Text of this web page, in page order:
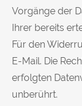
Vorgänge der
Ihrer bereits
Für den
E-Mail. Die
erfolgten
unberührt.